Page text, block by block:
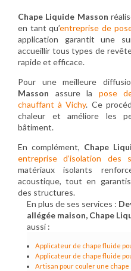
Chape Liquide Masson
en tant qu’entreprise de
application garantit une
accueillir tous types de
rapide et efficace.
Pour une meilleure
Masson assure la pose
chauffant à Vichy. Ce
chaleur et améliore les
bâtiment.
En complément, Chape
entreprise d’isolation des
matériaux isolants
acoustique, tout en
des structures.
En plus de ses services :
allégée maison, Chape
aussi :
Applicateur de chape fluide
Applicateur de chape fluide
Artisan pour couler une chape